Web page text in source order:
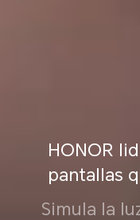
HONOR
pantallas
Simula la